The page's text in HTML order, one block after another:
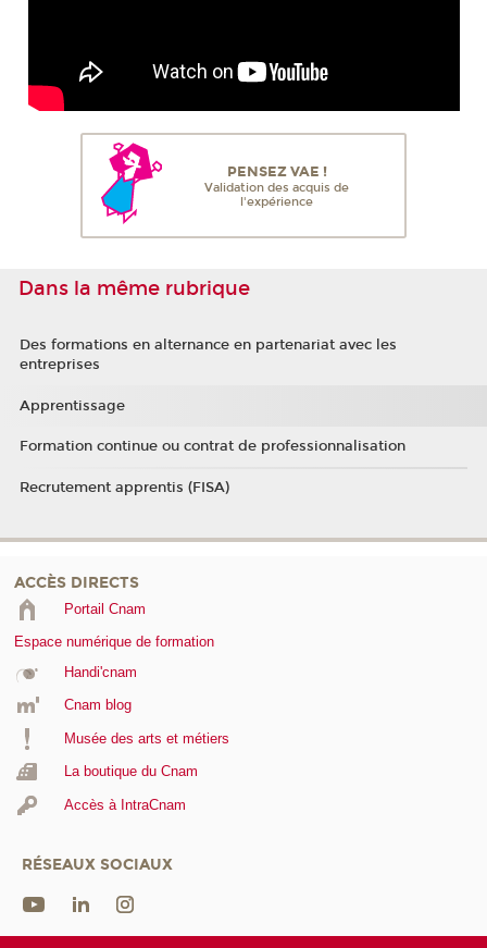
PENSEZ VAE !
Validation des acquis de
l'expérience
Dans la même rubrique
Des formations en alternance en partenariat avec les
entreprises
Apprentissage
Formation continue ou contrat de professionnalisation
Recrutement apprentis (FISA)
ACCÈS DIRECTS
Portail Cnam
Espace numérique de formation
Handi'cnam
Cnam blog
Musée des arts et métiers
La boutique du Cnam
Accès à IntraCnam
RÉSEAUX SOCIAUX